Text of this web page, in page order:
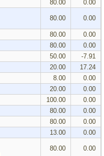
80.00
0.00
80.00 0.00
80.00
0.00
80.00
0.00
50.00
-7.91
20.00
17.24
8.00
0.00
20.00
0.00
100.00
0.00
80.00
0.00
80.00
0.00
13.00
0.00
80.00 0.00